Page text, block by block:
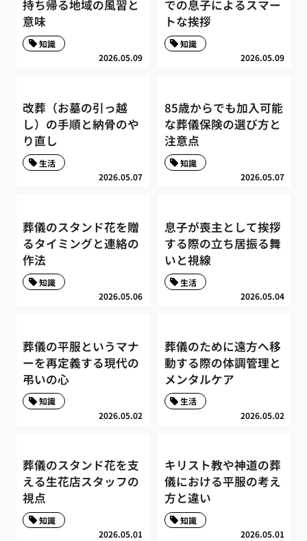
持ち帰る地域の風習と
意味
2026.05.09
知識
での息子によるスマー
トな挨拶
2026.05.09
知識
改葬（お墓の引っ越
し）の手順と納骨のや
り直し
2026.05.07
生活
85歳からでも加入可能
な葬儀保険の選び方と
注意点
2026.05.07
知識
葬儀のスタンド花を贈
るタイミングと連絡の
作法
2026.05.06
知識
息子が喪主として挨拶
する際の立ち居振る舞
いと視線
2026.05.04
生活
葬儀の平服というマナ
ーを再定義する現代の
弔いの心
2026.05.02
知識
葬儀のために遠方へ移
動する際の体調管理と
メンタルケア
2026.05.02
生活
葬儀のスタンド花を支
える生花店スタッフの
視点
2026.05.01
知識
キリスト教や神道の葬
儀における平服の考え
方と違い
2026.05.01
知識